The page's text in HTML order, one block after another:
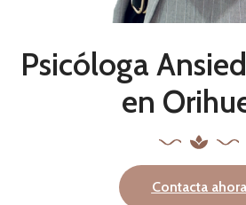
Psicóloga
en
Contacta ahora